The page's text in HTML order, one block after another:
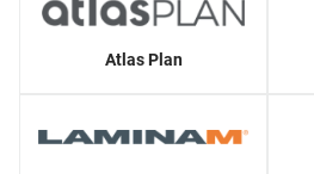
Atlas Plan